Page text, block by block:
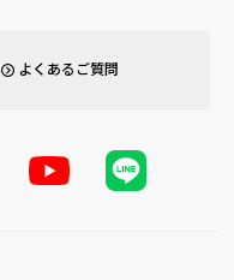
よくあるご質問